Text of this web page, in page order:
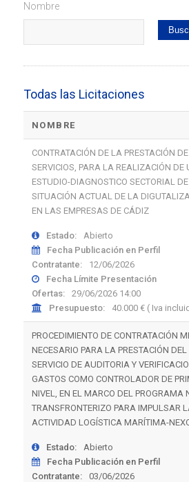
Nombre
Todas las Licitaciones
NOMBRE
CONTRATACIÓN DE LA PRESTACIÓN DE
SERVICIOS, PARA LA REALIZACIÓN DE
ESTUDIO-DIAGNOSTICO SECTORIAL
SITUACIÓN ACTUAL DE LA
EN LAS EMPRESAS DE CÁDIZ
Estado:
Abierto
Fecha Publicación en Perfil
Contratante:
12/06/2026
Fecha Límite Presentación
Ofertas:
29/06/2026 14:00
Presupuesto:
40.000 € ( Iva
PROCEDIMIENTO DE CONTRATACIÓN
NECESARIO PARA LA PRESTACIÓN DEL
SERVICIO DE AUDITORIA Y
GASTOS COMO CONTROLADOR DE
NIVEL, EN EL MARCO DEL PROGRAMA
TRANSFRONTERIZO PARA IMPULSAR
ACTIVIDAD LOGÍSTICA MARÍTIMA-
Estado:
Abierto
Fecha Publicación en Perfil
Contratante:
03/06/2026